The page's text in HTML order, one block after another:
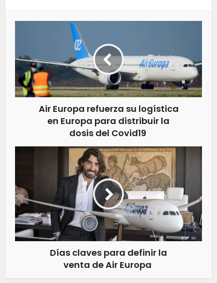
Air Europa refuerza su logística
en Europa para distribuir la
dosis del Covid19
Días claves para definir la
venta de Air Europa